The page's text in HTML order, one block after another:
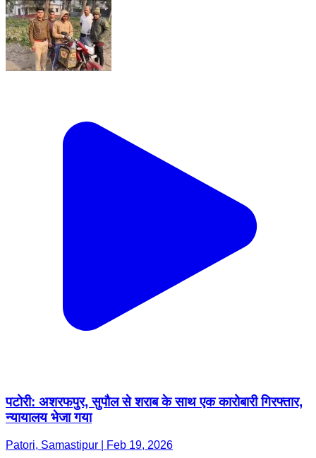
पटोरी: अशरफपुर, सुपौल से शराब के साथ एक कारोबारी गिरफ्तार,
न्यायालय भेजा गया
Patori, Samastipur | Feb 19, 2026